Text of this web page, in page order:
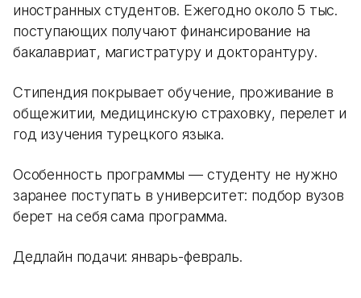
иностранных студентов. Ежегодно около 5 тыс.
поступающих получают финансирование на
бакалавриат, магистратуру и докторантуру.
Стипендия покрывает обучение, проживание в
общежитии, медицинскую страховку, перелет и
год изучения турецкого языка.
Особенность программы — студенту не нужно
заранее поступать в университет: подбор вузов
берет на себя сама программа.
Дедлайн подачи: январь-февраль.